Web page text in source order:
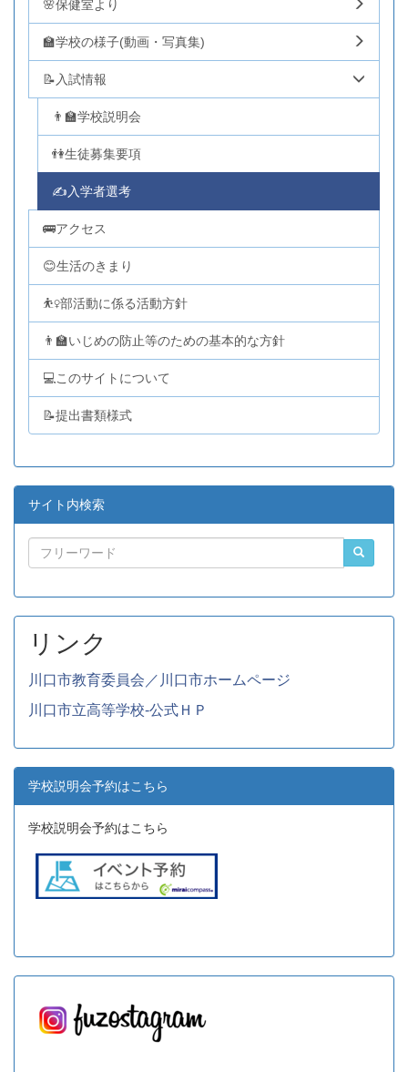
🌸保健室より
🏫学校の様子(動画・写真集)
📝入試情報
👨‍🏫学校説明会
👫生徒募集要項
✍入学者選考
🚌アクセス
😊生活のきまり
⛹️‍♀️部活動に係る活動方針
👨‍🏫いじめの防止等のための基本的な方針
💻このサイトについて
📝提出書類様式
サイト内検索
リンク
川口市教育委員会／川口市ホームページ
川口市立高等学校-公式ＨＰ
学校説明会予約はこちら
学校説明会予約はこちら